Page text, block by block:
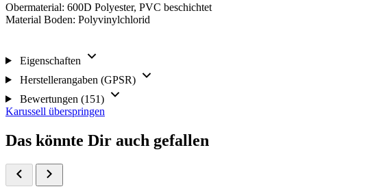
Obermaterial: 600D Polyester, PVC beschichtet
Material Boden: Polyvinylchlorid
Eigenschaften
Herstellerangaben (GPSR)
Bewertungen (151)
Karussell überspringen
Das könnte Dir auch gefallen